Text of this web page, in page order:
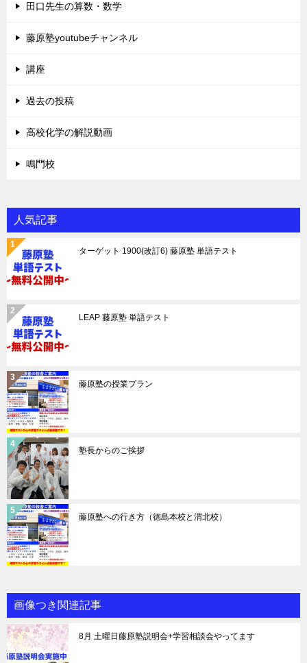
田口先生の算数・数学
藤原塾youtubeチャンネル
講座
過去の投稿
高校化学の解説動画
鳴門校
人気記事
ターゲット 1900(改訂6) 藤原塾 単語テスト
LEAP 藤原塾 単語テスト
藤原塾の授業プラン
塾長からのご挨拶
藤原塾への行き方（徳島本校と渭北校）
画像つき関連記事
8月 土曜日藤原塾説明会+学習相談会やってます